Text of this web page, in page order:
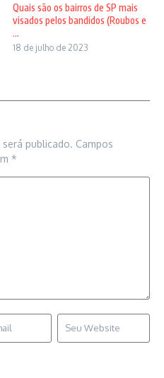
Quais são os bairros de SP mais
visados pelos bandidos (Roubos e
...
18 de julho de 2023
publicado. Campos
*